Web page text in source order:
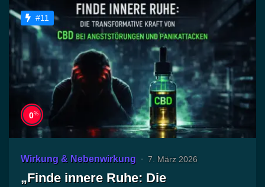
#11
0%
Wirkung & Nebenwirkung 7. März 2026
„Finde innere Ruhe: Die